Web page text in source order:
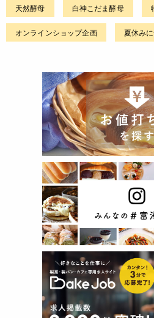
天然酵母 白神こだま酵母
オンラインショップ企画 夏休み